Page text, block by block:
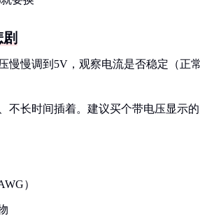
慢慢调到5V，观察电流是否稳定（正
不长时间插着。建议买个带电压显示
）